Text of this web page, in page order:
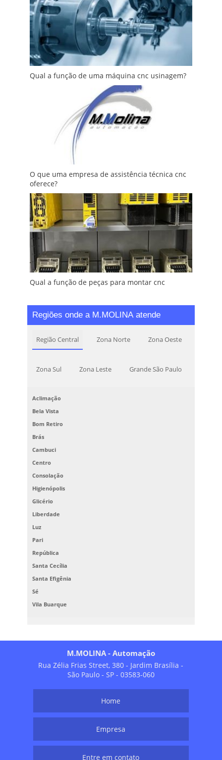
Qual a função de uma máquina cnc usinagem?
O que uma empresa de assistência técnica cnc
oferece?
Qual a função de peças para montar cnc
Regiões onde a M.MOLINA atende
Região Central Zona Norte Zona Oeste
Zona Sul Zona Leste Grande São Paulo
Aclimação
Bela Vista
Bom Retiro
Brás
Cambuci
Centro
Consolação
Higienópolis
Glicério
Liberdade
Luz
Pari
República
Santa Cecília
Santa Efigênia
Sé
Vila Buarque
M.MOLINA - Automação
Rua Zélia Frias Street, 380 - Jardim Brasília -
São Paulo - SP - 03583-060
Home
Empresa
Entre em contato